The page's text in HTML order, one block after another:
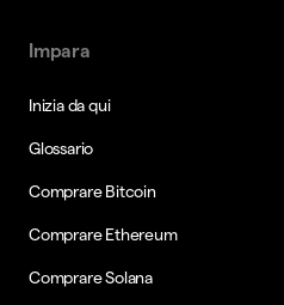
Impara
Inizia da qui
Glossario
Comprare Bitcoin
Comprare Ethereum
Comprare Solana